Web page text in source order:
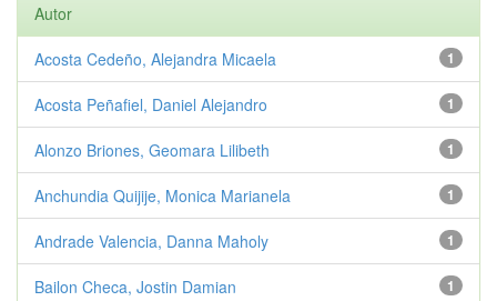
Autor
1
Acosta Cedeño, Alejandra Micaela
1
Acosta Peñafiel, Daniel Alejandro
1
Alonzo Briones, Geomara Lilibeth
1
Anchundia Quijije, Monica Marianela
1
Andrade Valencia, Danna Maholy
1
Bailon Checa, Jostin Damian